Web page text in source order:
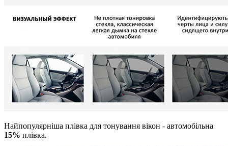
Найпопулярніша плівка для тонування вікон - автомобільна
15% плівка.